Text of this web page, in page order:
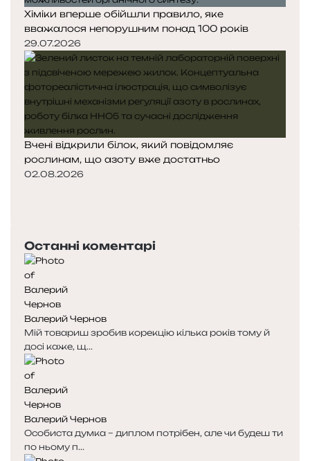
Хіміки вперше обійшли правило, яке
вважалося непорушним понад 100 років
29.07.2026
Вчені відкрили білок, який повідомляє
рослинам, що азоту вже достатньо
02.08.2026
р
е
д
н
я
с
т
о
р
і
н
к
а
т
у
п
н
а
с
т
о
р
і
н
к
а
Останні коментарі
Валерий Чернов
Мій товариш зробив корекцію кілька років тому й
досі каже, щ...
Валерий Чернов
Особиста думка – диплом потрібен, але чи будеш ти
по ньому п...